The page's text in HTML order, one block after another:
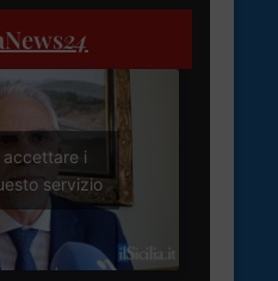
24
accettare i
servizio